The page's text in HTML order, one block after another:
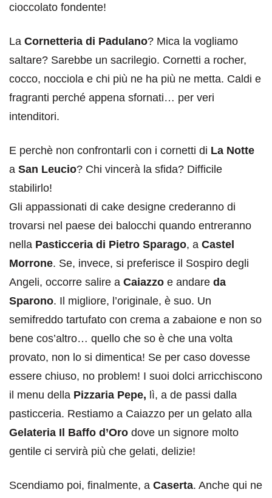
cioccolato fondente!
La Cornetteria di Padulano? Mica la vogliamo
saltare? Sarebbe un sacrilegio. Cornetti a rocher,
cocco, nocciola e chi più ne ha più ne metta. Caldi e
fragranti perché appena sfornati… per veri
intenditori.
E perchè non confrontarli con i cornetti di La Notte
a San Leucio? Chi vincerà la sfida? Difficile
stabilirlo!
Gli appassionati di cake designe crederanno di
trovarsi nel paese dei balocchi quando entreranno
nella Pasticceria di Pietro Sparago, a Castel
Morrone. Se, invece, si preferisce il Sospiro degli
Angeli, occorre salire a Caiazzo e andare da
Sparono. Il migliore, l’originale, è suo. Un
semifreddo tartufato con crema a zabaione e non so
bene cos’altro… quello che so è che una volta
provato, non lo si dimentica! Se per caso dovesse
essere chiuso, no problem! I suoi dolci arricchiscono
il menu della Pizzaria Pepe, lì, a de passi dalla
pasticceria. Restiamo a Caiazzo per un gelato alla
Gelateria Il Baffo d’Oro dove un signore molto
gentile ci servirà più che gelati, delizie!
Scendiamo poi, finalmente, a Caserta. Anche qui ne